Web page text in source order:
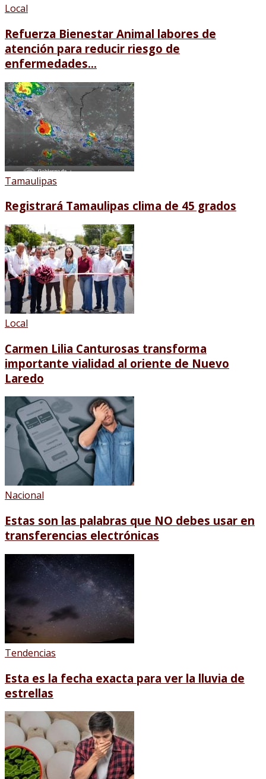
Local
Refuerza Bienestar Animal labores de
atención para reducir riesgo de
enfermedades...
Tamaulipas
Registrará Tamaulipas clima de 45 grados
Local
Carmen Lilia Canturosas transforma
importante vialidad al oriente de Nuevo
Laredo
Nacional
Estas son las palabras que NO debes usar en
transferencias electrónicas
Tendencias
Esta es la fecha exacta para ver la lluvia de
estrellas